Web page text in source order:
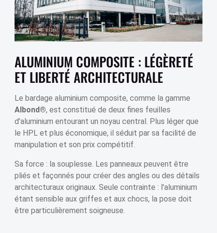
ALUMINIUM COMPOSITE : LÉGÈRETÉ
ET LIBERTÉ ARCHITECTURALE
Le bardage aluminium composite, comme la gamme
Albond®, est constitué de deux fines feuilles
d’aluminium entourant un noyau central. Plus léger que
le HPL et plus économique, il séduit par sa facilité de
manipulation et son prix compétitif.
Sa force : la souplesse. Les panneaux peuvent être
pliés et façonnés pour créer des angles ou des détails
architecturaux originaux. Seule contrainte : l’aluminium
étant sensible aux griffes et aux chocs, la pose doit
être particulièrement soigneuse.